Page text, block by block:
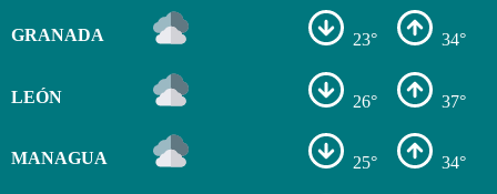
GRANADA 23° 34°
LEÓN 26° 37°
MANAGUA 25° 34°